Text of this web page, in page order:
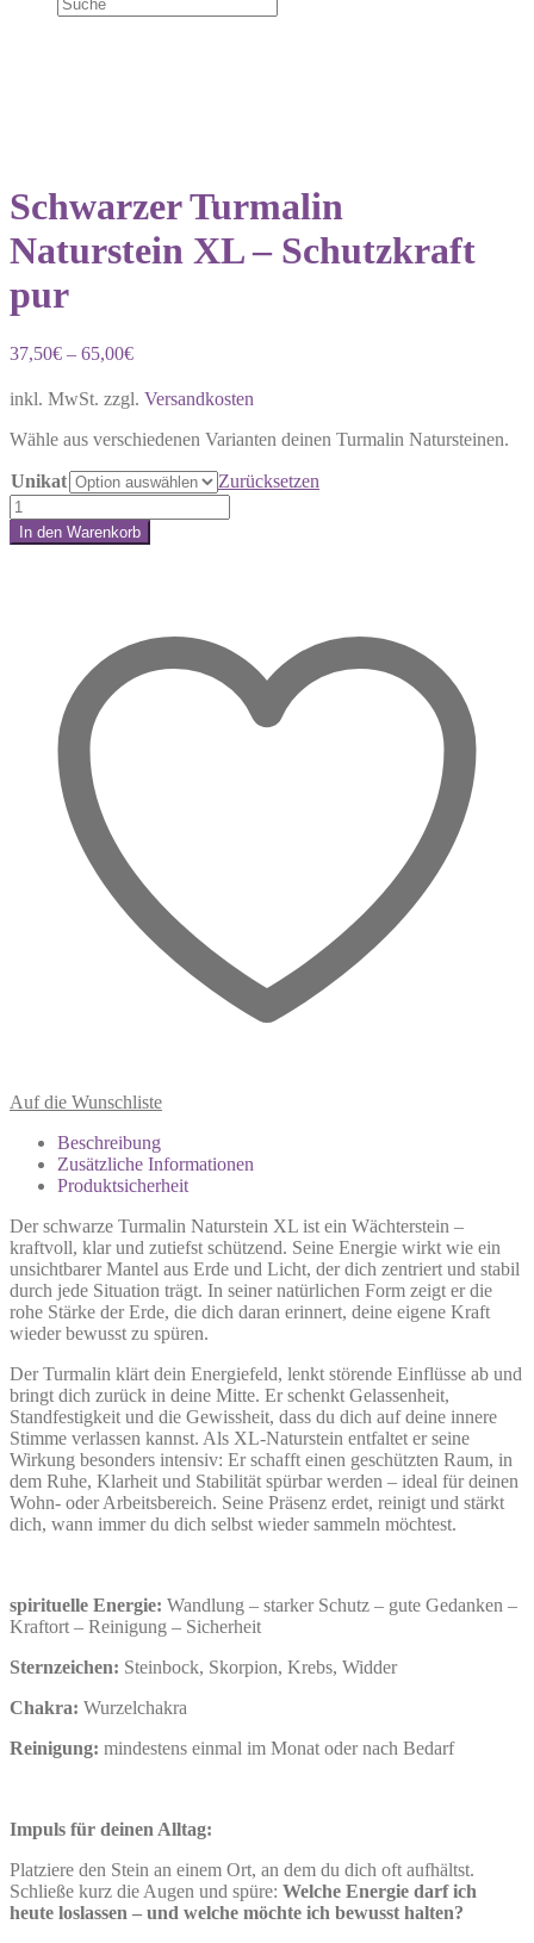
Schwarzer Turmalin
Naturstein XL – Schutzkraft
pur
37,50€ – 65,00€
inkl. MwSt. zzgl. Versandkosten
Wähle aus verschiedenen Varianten deinen Turmalin Natursteinen.
Unikat
Zurücksetzen
Schwarzer
Turmalin
Naturstein
In den Warenkorb
Auf die Wunschliste
Beschreibung
Zusätzliche Informationen
Produktsicherheit
Der schwarze Turmalin Naturstein XL ist ein Wächterstein –
kraftvoll, klar und zutiefst schützend. Seine Energie wirkt wie ein
unsichtbarer Mantel aus Erde und Licht, der dich zentriert und stabil
durch jede Situation trägt. In seiner natürlichen Form zeigt er die
rohe Stärke der Erde, die dich daran erinnert, deine eigene Kraft
wieder bewusst zu spüren.
Der Turmalin klärt dein Energiefeld, lenkt störende Einflüsse ab und
bringt dich zurück in deine Mitte. Er schenkt Gelassenheit,
Standfestigkeit und die Gewissheit, dass du dich auf deine innere
Stimme verlassen kannst. Als XL-Naturstein entfaltet er seine
Wirkung besonders intensiv: Er schafft einen geschützten Raum, in
dem Ruhe, Klarheit und Stabilität spürbar werden – ideal für deinen
Wohn- oder Arbeitsbereich. Seine Präsenz erdet, reinigt und stärkt
dich, wann immer du dich selbst wieder sammeln möchtest.
spirituelle Energie: Wandlung – starker Schutz – gute Gedanken –
Kraftort – Reinigung – Sicherheit
Sternzeichen: Steinbock, Skorpion, Krebs, Widder
Chakra: Wurzelchakra
Reinigung: mindestens einmal im Monat oder nach Bedarf
Impuls für deinen Alltag:
Platziere den Stein an einem Ort, an dem du dich oft aufhältst.
Schließe kurz die Augen und spüre: Welche Energie darf ich
heute loslassen – und welche möchte ich bewusst halten?